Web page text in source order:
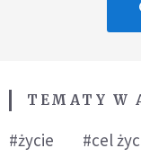
TEMATY W
#życie #cel